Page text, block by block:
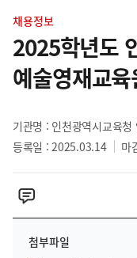
텐
츠
영
역
채용정보
2025학년도
예술영재교
기관명 : 인천광역시교육
등록일 : 2025.03.14
마
첨부파일